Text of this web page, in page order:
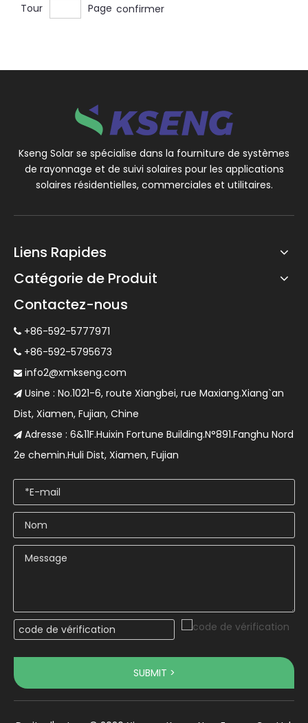
Tour
Page confirmer
Kseng Solar se spécialise dans la fourniture de systèmes
de rayonnage et de suivi solaires pour les applications
solaires résidentielles, commerciales et utilitaires.
Liens Rapides
Catégorie de Produit
Contactez-nous
 +86-592-5777971
 +86-592-5795673
 info2@xmkseng.com
 Usine : No.1021-6, route Xiangbei, rue Maxiang.Xiang`an
Dist, Xiamen, Fujian, Chine
 Adresse : 6&11F.Huixin Fortune Building.N°891.Fanghu Nord
2e chemin.Huli Dist, Xiamen, Fujian
SUBMIT >